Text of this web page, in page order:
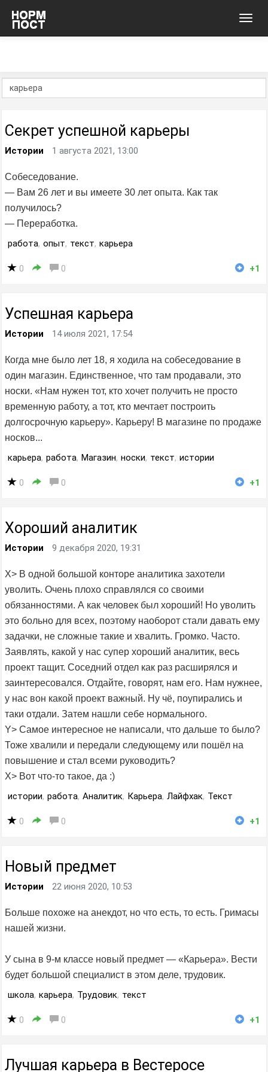
Секрет успешной карьеры
Истории 1 августа 2021, 13:00
Собеседование.
— Вам 26 лет и вы имеете 30 лет опыта. Как так
получилось?
— Переработка.
работа, опыт, текст, карьера
0 0 +1
Успешная карьера
Истории 14 июля 2021, 17:54
Когда мне было лет 18, я ходила на собеседование в
один магазин. Единственное, что там продавали, это
носки. «Нам нужен тот, кто хочет получить не просто
временную работу, а тот, кто мечтает построить
долгосрочную карьеру». Карьеру! В магазине по продаже
носков...
карьера, работа, Магазин, носки, текст, истории
0 0 +1
Хороший аналитик
Истории 9 декабря 2020, 19:31
X> В одной большой конторе аналитика захотели
уволить. Очень плохо справлялся со своими
обязанностями. А как человек был хороший! Но уволить
это больно для всех, поэтому наоборот стали давать ему
задачки, не сложные такие и хвалить. Громко. Часто.
Заявлять, какой у нас супер хороший аналитик, весь
проект тащит. Соседний отдел как раз расширялся и
заинтересовался. Отдайте, говорят, нам его. Нам нужнее,
у нас вон какой проект важный. Ну чё, поупирались и
таки отдали. Затем нашли себе нормального.
Y> Самое интересное не написали, что дальше то было?
Тоже хвалили и передали следующему или пошёл на
повышение и стал всеми руководить?
X> Вот что-то такое, да :)
истории, работа, Аналитик, Карьера, Лайфхак, Текст
0 0 +1
Новый предмет
Истории 22 июня 2020, 10:53
Больше похоже на анекдот, но что есть, то есть. Гримасы
нашей жизни.
У сына в 9-м классе новый предмет — «Карьера». Вести
будет большой специалист в этом деле, трудовик.
школа, карьера, Трудовик, текст
0 0 +1
Лучшая карьера в Вестеросе